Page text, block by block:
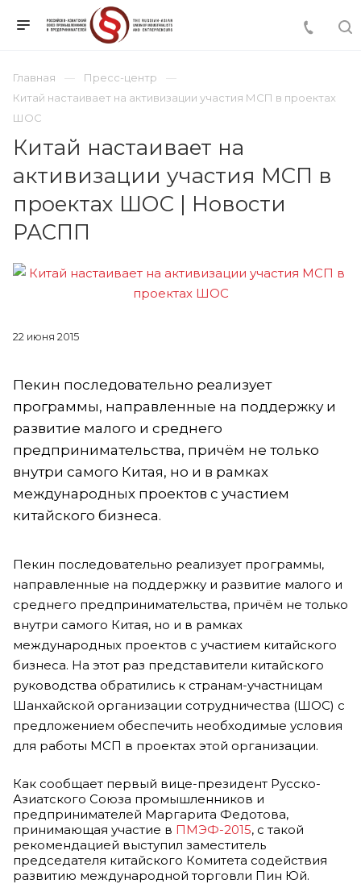
Главная
Пресс-центр
Китай настаивает на активизации участия МСП в проектах
ШОС
Китай настаивает на
активизации участия МСП в
проектах ШОС | Новости
РАСПП
22 июня 2015
Пекин последовательно реализует
программы, направленные на поддержку и
развитие малого и среднего
предпринимательства, причём не только
внутри самого Китая, но и в рамках
международных проектов с участием
китайского бизнеса.
Пекин последовательно реализует программы,
направленные на поддержку и развитие малого и
среднего предпринимательства, причём не только
внутри самого Китая, но и в рамках
международных проектов с участием китайского
бизнеса. На этот раз представители китайского
руководства обратились к странам-участницам
Шанхайской организации сотрудничества (ШОС) с
предложением обеспечить необходимые условия
для работы МСП в проектах этой организации.
Как сообщает первый вице-президент Русско-
Азиатского Союза промышленников и
предпринимателей Маргарита Федотова,
принимающая участие в ПМЭФ-2015, с такой
рекомендацией выступил заместитель
председателя китайского Комитета содействия
развитию международной торговли Пин Юй.